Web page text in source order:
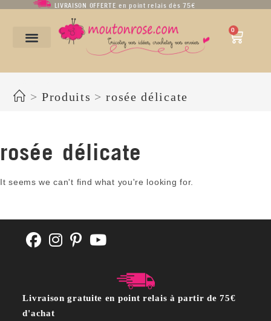
LIVRAISON OFFERTE en point relais dès 75€
0
> Produits > rosée délicate
rosée délicate
It seems we can't find what you're looking for.
Livraison gratuite en point relais à partir de 75€
d'achat